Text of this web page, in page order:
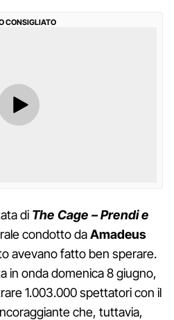
CONSIGLIATO
di The Cage – Prendi e
condotto daAmadeus
avevano fatto ben sperare.
in onda domenica 8 giugno,
1.003.000 spettatori con il
che, tuttavia,